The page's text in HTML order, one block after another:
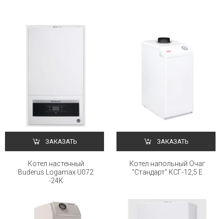
ЗАКАЗАТЬ
Котел настенный
Buderus Logamax U072
-24К
ЗАКАЗАТЬ
Котел напольный Очаг
"Стандарт" КСГ-12,5 Е